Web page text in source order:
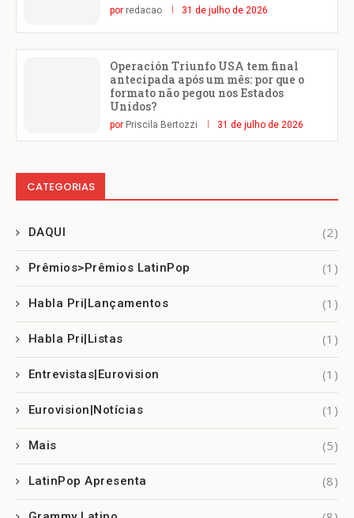
por redacao 31 de julho de 2026
Operación Triunfo USA tem final
antecipada após um mês: por que o
formato não pegou nos Estados
Unidos?
por Priscila Bertozzi 31 de julho de 2026
CATEGORIAS
DAQUI (2)
Prêmios>Prêmios LatinPop (1)
Habla Pri|Lançamentos (1)
Habla Pri|Listas (1)
Entrevistas|Eurovision (1)
Eurovision|Notícias (1)
Mais (5)
LatinPop Apresenta (8)